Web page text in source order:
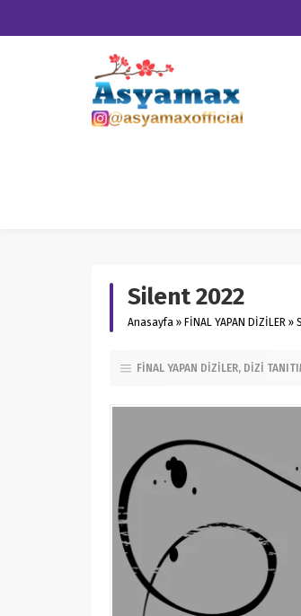
Silent 2022
Anasayfa » FİNAL YAPAN DİZİLER »
FİNAL YAPAN DİZİLER DİZİ